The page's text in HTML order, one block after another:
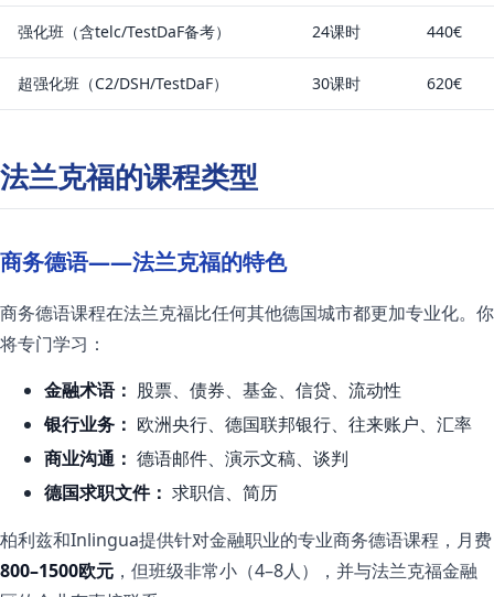
强化班（含telc/TestDaF备考） 24课时 440€
超强化班（C2/DSH/TestDaF） 30课时 620€
法兰克福的课程类型
商务德语——法兰克福的特色
商务德语课程在法兰克福比任何其他德国城市都更加专业化。你
将专门学习：
金融术语： 股票、债券、基金、信贷、流动性
银行业务： 欧洲央行、德国联邦银行、往来账户、汇率
商业沟通： 德语邮件、演示文稿、谈判
德国求职文件： 求职信、简历
柏利兹和Inlingua提供针对金融职业的专业商务德语课程，月费
800–1500欧元 ，但班级非常小（4–8人），并与法兰克福金融